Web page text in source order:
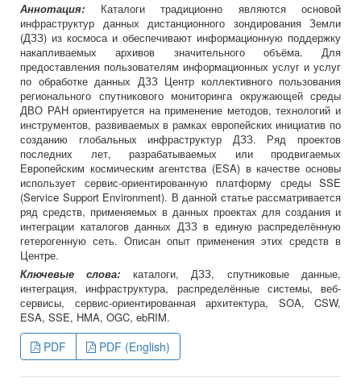
Аннотация: Каталоги традиционно являются основой
инфраструктур данных дистанционного зондирования Земли
(ДЗЗ) из космоса и обеспечивают информационную поддержку
накапливаемых архивов значительного объёма. Для
предоставления пользователям информационных услуг и услуг
по обработке данных ДЗЗ Центр коллективного пользования
регионального спутникового мониторинга окружающей среды
ДВО РАН ориентируется на применение методов, технологий и
инструментов, развиваемых в рамках европейских инициатив по
созданию глобальных инфраструктур ДЗЗ. Ряд проектов
последних лет, разрабатываемых или продвигаемых
Европейским космическим агентства (ESA) в качестве основы
использует сервис-ориентированную платформу среды SSE
(Service Support Environment). В данной статье рассматривается
ряд средств, применяемых в данных проектах для создания и
интеграции каталогов данных ДЗЗ в единую распределённую
гетерогенную сеть. Описан опыт применения этих средств в
Центре.
Ключевые слова: каталоги, ДЗЗ, спутниковые данные,
интеграция, инфраструктура, распределённые системы, веб-
сервисы, сервис-ориентированная архитектура, SOA, CSW,
ESA, SSE, HMA, OGC, ebRIM.
PDF PDF (English)